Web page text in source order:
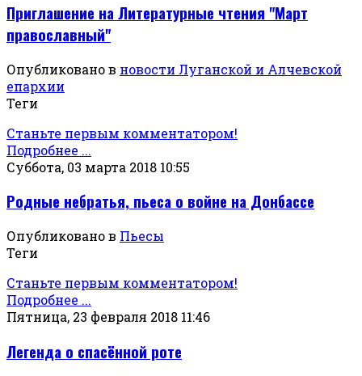
Приглашение на Литературные чтения "Март
православный"
Опубликовано в новости Луганской и Алчевской
епархии
Теги
Станьте первым комментатором!
Подробнее ...
Суббота, 03 марта 2018 10:55
Родные небратья, пьеса о войне на Донбассе
Опубликовано в Пьесы
Теги
Станьте первым комментатором!
Подробнее ...
Пятница, 23 февраля 2018 11:46
Легенда о спасённой роте